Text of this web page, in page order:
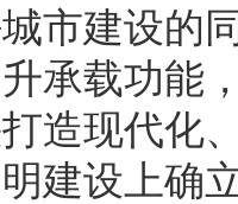
市建设的
承载功能
造现代化
建设上确